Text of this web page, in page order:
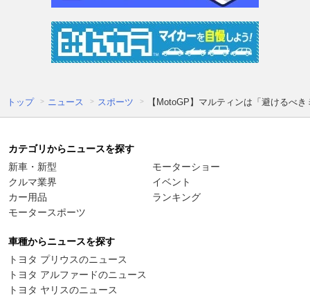
トップ ニュース スポーツ 【MotoGP】マルティンは「避けるべ
カテゴリからニュースを探す
新車・新型
クルマ業界
カー用品
モータースポーツ
モーターショー
イベント
ランキング
車種からニュースを探す
トヨタ プリウスのニュース
トヨタ アルファードのニュース
トヨタ ヤリスのニュース